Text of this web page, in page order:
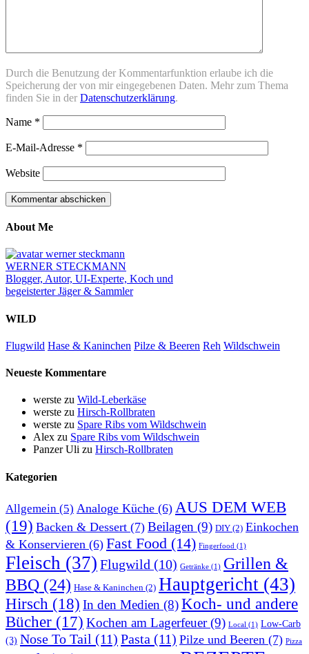
Durch die Benutzung der Kommentarfunktion erlaube ich die
Speicherung der von mir eingegebenen Daten. Mehr zum Thema
finden Sie in der Datenschutzerklärung.
Name *
E-Mail-Adresse *
Website
About Me
WERNER STECKMANN
Blogger, Autor, UI-Experte, Koch und
begeisterter Jäger & Sammler
WILD
Flugwild Hase & Kaninchen Pilze & Beeren Reh Wildschwein
Neueste Kommentare
werste zu Wild-Leberkäse
werste zu Hirsch-Rollbraten
werste zu Spare Ribs vom Wildschwein
Alex zu Spare Ribs vom Wildschwein
Panzer Uli zu Hirsch-Rollbraten
Kategorien
Allgemein (5) Analoge Küche (6) AUS DEM WEB
(19) Backen & Dessert (7) Beilagen (9) DIY (2) Einkochen
& Konservieren (6) Fast Food (14) Fingerfood (1)
Fleisch (37) Flugwild (10) Getränke (1) Grillen &
BBQ (24) Hase & Kaninchen (2) Hauptgericht (43)
Hirsch (18) In den Medien (8)Koch- und andere
Bücher (17) Kochen am Lagerfeuer(9) Local (1) Low-Carb
(3) Nose To Tail (11) Pasta (11) Pilze und Beeren (7) Pizza